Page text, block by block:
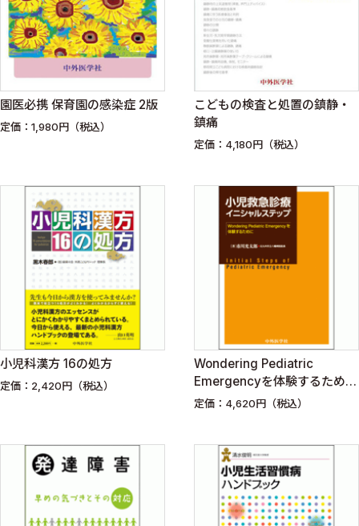
園医必携 保育園の感染症 2版
定価：1,980円（税込）
こどもの検査と処置の鎮静・
鎮痛
定価：4,180円（税込）
小児科漢方 16の処方
定価：2,420円（税込）
Wondering Pediatric
Emergencyを体験するために
小児救急診療イニシャルステ
定価：4,620円（税込）